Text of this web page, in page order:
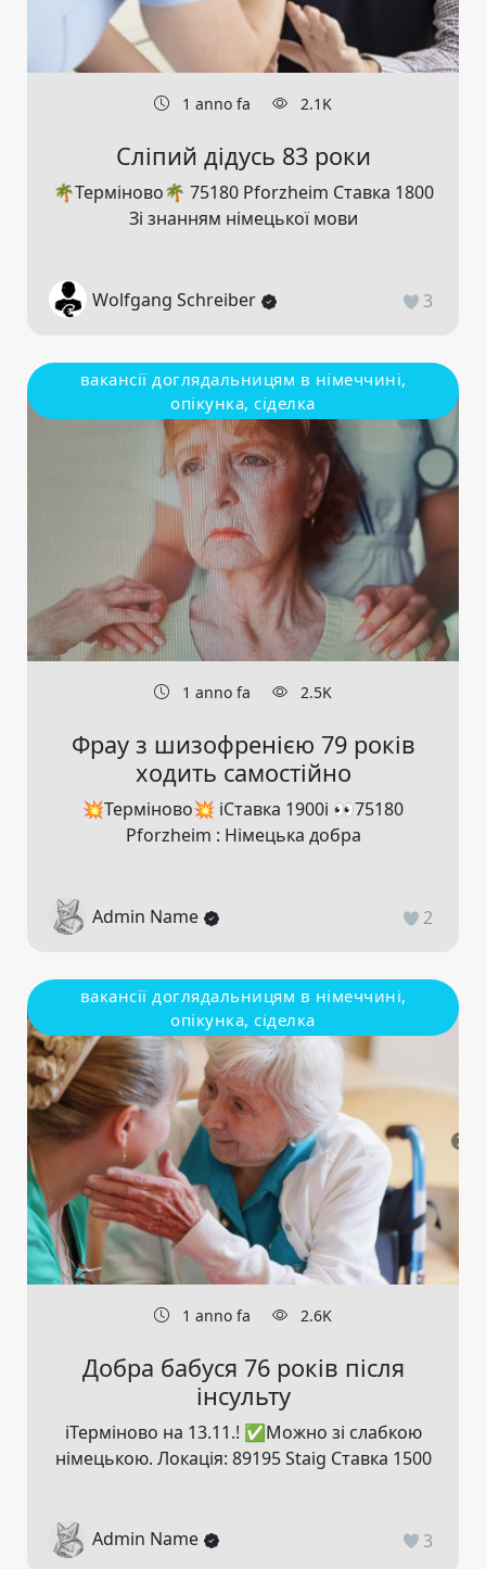
1 anno fa 2.1K
Сліпий дідусь 83 роки
🌴Терміново🌴 75180 Pforzheim Ставка 1800
Зі знанням німецької мови
Wolfgang Schreiber 3
вакансії доглядальницям в німеччині,
опікунка, сіделка
1 anno fa 2.5K
Фрау з шизофренією 79 років
ходить самостійно
💥Терміново💥 ℹ️Ставка 1900ℹ️ 👀75180
Pforzheim : Німецька добра
Admin Name 2
вакансії доглядальницям в німеччині,
опікунка, сіделка
1 anno fa 2.6K
Добра бабуся 76 років після
інсульту
ℹ️Терміново на 13.11.! ✅️Можно зі слабкою
німецькою. Локація: 89195 Staig Ставка 1500
Admin Name 3